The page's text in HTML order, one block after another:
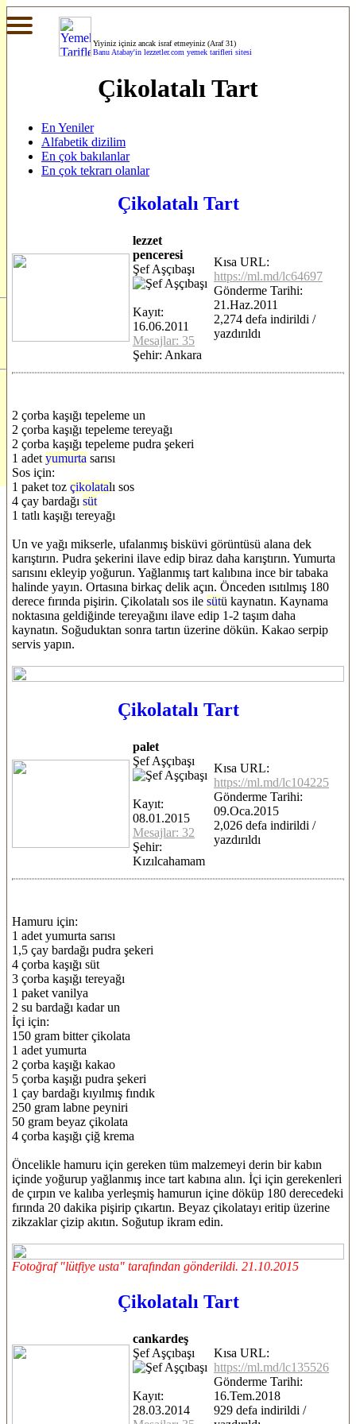
Yiyiniz içiniz ancak israf etmeyiniz (Araf 31)
Banu Atabay'in lezzetler.com yemek tarifleri sitesi
Çikolatalı Tart
En Yeniler
Alfabetik dizilim
En çok bakılanlar
En çok tekrarı olanlar
Çikolatalı Tart
lezzet
penceresi
Şef Aşçıbaşı
Kayıt:
16.06.2011
Mesajlar: 35
Şehir: Ankara
Kısa URL:
https://ml.md/lc64697
Gönderme Tarihi:
21.Haz.2011
2,274 defa indirildi /
yazdırıldı
2 çorba kaşığı tepeleme un
2 çorba kaşığı tepeleme tereyağı
2 çorba kaşığı tepeleme pudra şekeri
1 adet yumurta sarısı
Sos için:
1 paket toz çikolatalı sos
4 çay bardağı süt
1 tatlı kaşığı tereyağı
Un ve yağı mikserle, ufalanmış bisküvi görüntüsü alana dek
karıştırın. Pudra şekerini ilave edip biraz daha karıştırın. Yumurta
sarısını ekleyip yoğurun. Yağlanmış tart kalıbına ince bir tabaka
halinde yayın. Ortasına birkaç delik açın. Önceden ısıtılmış 180
derece fırında pişirin. Çikolatalı sos ile sütü kaynatın. Kaynama
noktasına geldiğinde tereyağını ilave edip 1-2 taşım daha
kaynatın. Soğuduktan sonra tartın üzerine dökün. Kakao serpip
servis yapın.
Çikolatalı Tart
palet
Şef Aşçıbaşı
Kayıt:
08.01.2015
Mesajlar: 32
Şehir:
Kızılcahamam
Kısa URL:
https://ml.md/lc104225
Gönderme Tarihi:
09.Oca.2015
2,026 defa indirildi /
yazdırıldı
Hamuru için:
1 adet yumurta sarısı
1,5 çay bardağı pudra şekeri
4 çorba kaşığı süt
3 çorba kaşığı tereyağı
1 paket vanilya
2 su bardağı kadar un
İçi için:
150 gram bitter çikolata
1 adet yumurta
2 çorba kaşığı kakao
5 çorba kaşığı pudra şekeri
1 çay bardağı kıyılmış fındık
250 gram labne peyniri
50 gram beyaz çikolata
4 çorba kaşığı çiğ krema
Öncelikle hamuru için gereken tüm malzemeyi derin bir kabın
içinde yoğurup yağlanmış ince tart kabına alın. İçi için gerekenleri
de çırpın ve kalıba yerleşmiş hamurun içine döküp 180 derecedeki
fırında 20 dakika pişirip çıkartın. Beyaz çikolatayı eritip üzerine
zikzaklar çizip akıtın. Soğutup ikram edin.
Fotoğraf "lütfiye usta" tarafından gönderildi. 21.10.2015
Çikolatalı Tart
cankardeş
Şef Aşçıbaşı
Kayıt:
28.03.2014
Kısa URL:
https://ml.md/lc135526
Gönderme Tarihi:
16.Tem.2018
929 defa indirildi /